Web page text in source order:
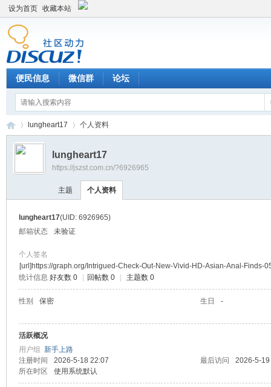
设为首页 收藏本站
便民信息 微信群 论坛
›
lungheart17 个人资料
lungheart17
https://jszst.com.cn/?6926965
主题 个人资料
lungheart17(UID: 6926965)
邮箱状态
未验证
个人签名
[url]https://graph.org/Intrigued-Check-Out-New-Vivid-HD-Asian-Anal-Finds-
统计信息 好友数 0 回帖数 0 主题数 0
性别 保密 生日 -
活跃概况
用户组 新手上路
注册时间
2026-5-18 22:07 最后访问
2026-5-
所在时区
使用系统默认